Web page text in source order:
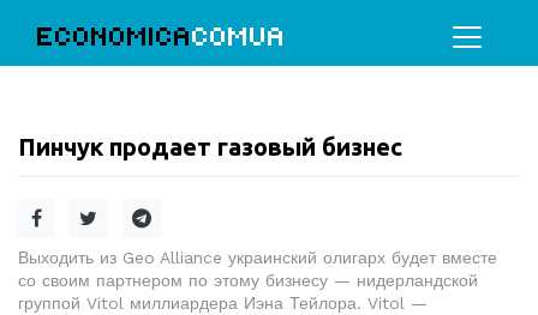
ECONOMICACOMUA
Пинчук продает газовый бизнес
Выходить из Geo Alliance украинский олигарх будет вместе
со своим партнером по этому бизнесу — нидерландской
группой Vitol миллиардера Иэна Тейлора. Vitol —